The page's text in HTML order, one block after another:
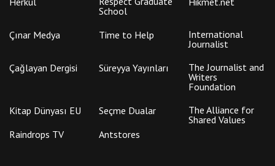
School
Çınar Medya Time to Help
International
Journalist
Çağlayan Dergisi
Süreyya Yayınları
The Journalist and
Writers
Foundation
Kitap Dünyası EU
Seçme Dualar
The Alliance for
Shared Values
Raindrops TV
Antstores